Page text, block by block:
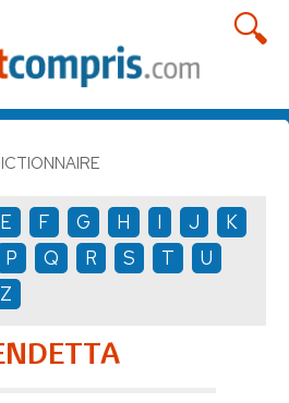
E F G H I J
K
P Q R S T
U
Z